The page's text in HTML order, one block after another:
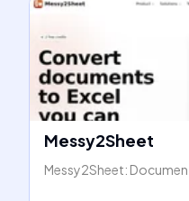
Messy2Sheet
Messy2Sheet: